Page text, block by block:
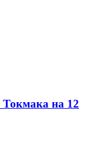
Токмака на 12